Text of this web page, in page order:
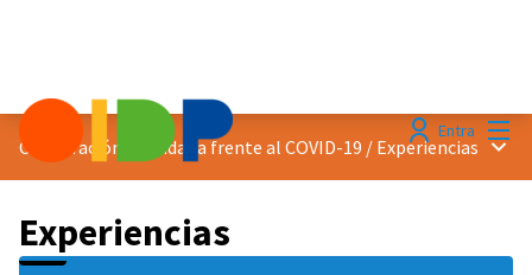
Entra
Cooperación ciudadana frente al COVID-19 / Experiencias
Experiencias